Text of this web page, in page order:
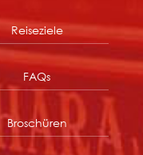
Reiseziele
FAQs
Broschüren